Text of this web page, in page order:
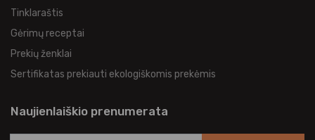
Tinklaraštis
Gėrimų receptai
Prekių ženklai
Sertifikatas prekiauti ekologiškomis prekėmis
Naujienlaiškio prenumerata